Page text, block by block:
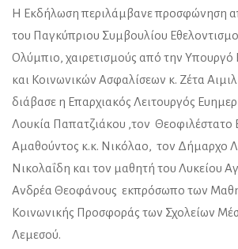
Η Εκδήλωση περιλάμβανε προσφώνηση
του Παγκύπριου Συμβουλίου
Ολύμπιο, χαιρετισμούς από την Υπουργό
και Κοινωνικών Ασφαλίσεων κ. Ζέτα
διάβασε η Επαρχιακός Λειτουργός
Λουκία Παπατζιάκου ,τον Θεοφιλέστατο
Αμαθούντος κ.κ. Νικόλαο, τον Δήμαρχο
Νικολαΐδη και τον μαθητή του Λυκείου
Ανδρέα Θεοφάνους εκπρόσωπο των
Κοινωνικής Προσφοράς των Σχολείων
Λεμεσού.